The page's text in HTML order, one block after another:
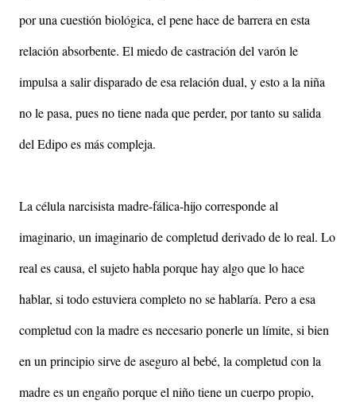
por una cuestión biológica, el pene hace de barrera en esta
relación absorbente. El miedo de castración del varón le
impulsa a salir disparado de esa relación dual, y esto a la niña
no le pasa, pues no tiene nada que perder, por tanto su salida
del Edipo es más compleja.
La célula narcisista madre-fálica-hijo corresponde al
imaginario, un imaginario de completud derivado de lo real. Lo
real es causa, el sujeto habla porque hay algo que lo hace
hablar, si todo estuviera completo no se hablaría. Pero a esa
completud con la madre es necesario ponerle un límite, si bien
en un principio sirve de aseguro al bebé, la completud con la
madre es un engaño porque el niño tiene un cuerpo propio,